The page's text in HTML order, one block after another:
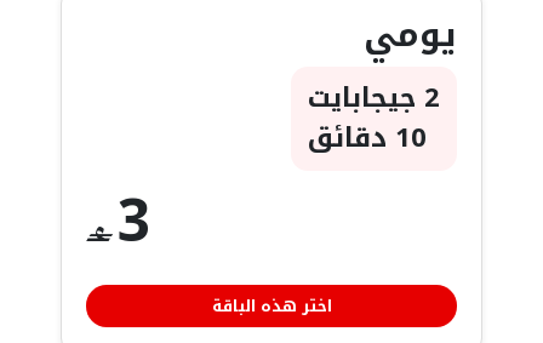
يومي
2 جيجابايت
10 دقائق
3
‒
اختر هذه الباقة